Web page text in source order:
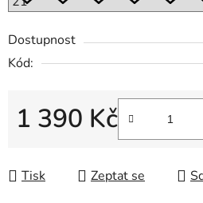
Dostupnost
Kód:
1 390 Kč
Tisk Zeptat se